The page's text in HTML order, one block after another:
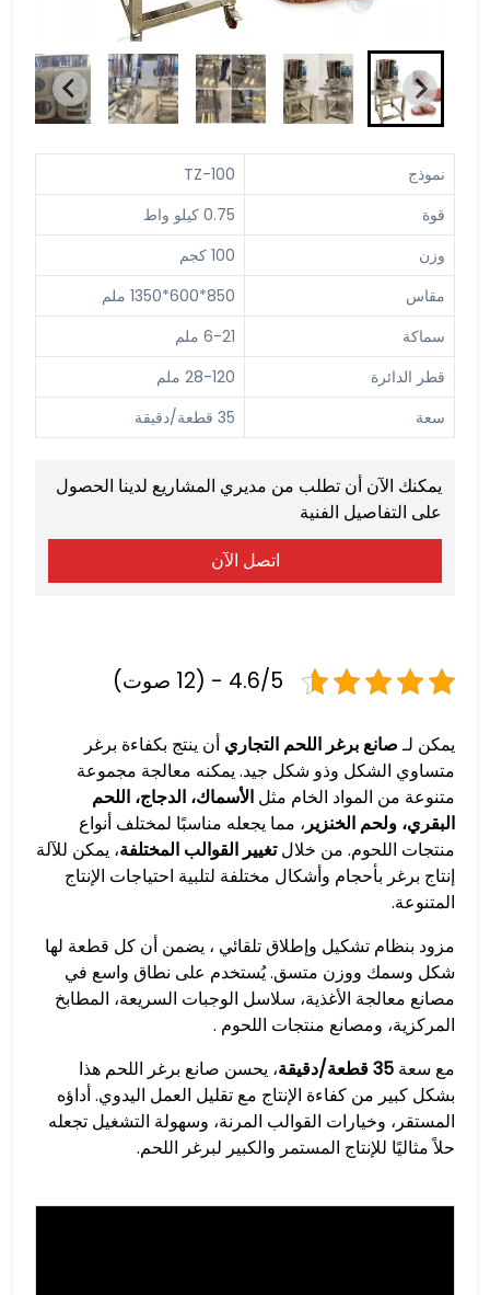
نموذج
TZ-100
قوة
0.75 كيلو واط
وزن
100 كجم
مقاس
850*600*1350 ملم
سماكة
6-21 ملم
قطر الدائرة
28-120 ملم
سعة
35 قطعة/دقيقة
يمكنك الآن أن تطلب من مديري المشاريع لدينا الحصول
على التفاصيل الفنية
اتصل الآن
4.6/5 - (12 صوت)
يمكن لـصانع برغر اللحم التجاري أن ينتج بكفاءة برغر
متساوي الشكل وذو شكل جيد. يمكنه معالجة مجموعة
متنوعة من المواد الخام مثل الأسماك، الدجاج، اللحم
البقري، ولحم الخنزير، مما يجعله مناسبًا لمختلف أنواع
منتجات اللحوم. من خلالتغيير القوالب المختلفة، يمكن للآلة
إنتاج برغر بأحجام وأشكال مختلفة لتلبية احتياجات الإنتاج
المتنوعة.
مزود بنظام تشكيل وإطلاق تلقائي ، يضمن أن كل قطعة لها
شكل وسمك ووزن متسق. يُستخدم على نطاق واسع في
مصانع معالجة الأغذية، سلاسل الوجبات السريعة، المطابخ
المركزية، ومصانع منتجات اللحوم .
مع سعة 35 قطعة/دقيقة
، يحسن صانع برغر اللحم هذا
بشكل كبير من كفاءة الإنتاج مع تقليل العمل اليدوي. أداؤه
المستقر، وخيارات القوالب المرنة، وسهولة التشغيل تجعله
حلاً مثاليًا للإنتاج المستمر والكبير لبرغر اللحم.